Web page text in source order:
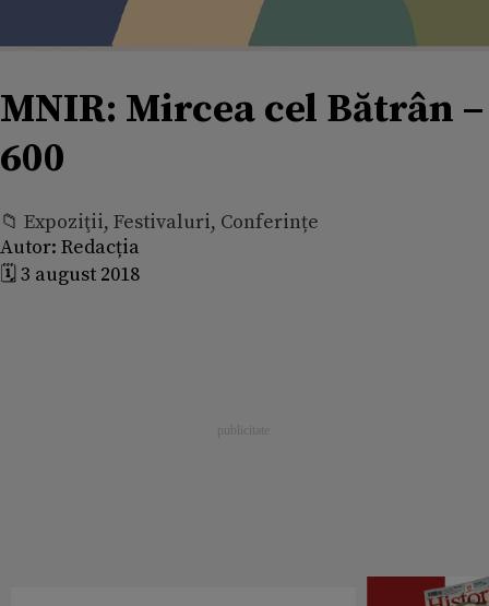
MNIR: Mircea cel Bătrân –
600
📁 Expoziţii, Festivaluri, Conferințe
Autor: Redacția
🗓️ 3 august 2018